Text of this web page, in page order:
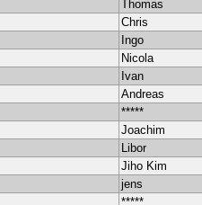
Thomas
Chris
Ingo
Nicola
Ivan
Andreas
*****
Joachim
Libor
Jiho Kim
jens
*****